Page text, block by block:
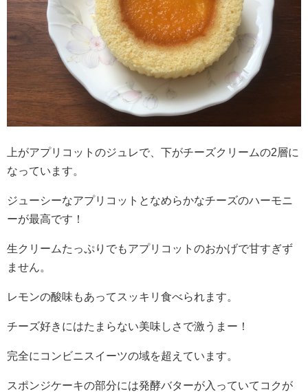
上がアプリコットのジュレで、下がチーズクリームの2層に
なっています。
ジューシーなアプリコットとなめらかなチーズのハーモニ
ーが最高です！
生クリームたっぷりでもアプリコットのおかげで甘すぎず
ません。
レモンの酸味もあってスッキリ食べられます。
チーズ好きにはたまらない美味しさで激うまー！
完全にコンビニスイーツの域を超えています。
スポンジケーキの部分には発酵バターが入っていてコクが